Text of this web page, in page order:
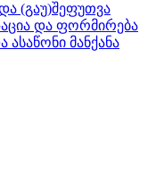
(გაუ)შეფუთვა
და ფორმირება
მანქანა